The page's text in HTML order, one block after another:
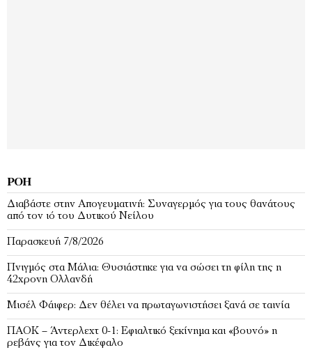
ΡΟΉ
Διαβάστε στην Απογευματινή: Συναγερμός για τους θανάτους
από τον ιό του Δυτικού Νείλου
Παρασκευή 7/8/2026
Πνιγμός στα Μάλια: Θυσιάστηκε για να σώσει τη φίλη της η
42χρονη Ολλανδή
Μισέλ Φάιφερ: Δεν θέλει να πρωταγωνιστήσει ξανά σε ταινία
ΠΑΟΚ – Άντερλεχτ 0-1: Εφιαλτικό ξεκίνημα και «βουνό» η
ρεβάνς για τον Δικέφαλο